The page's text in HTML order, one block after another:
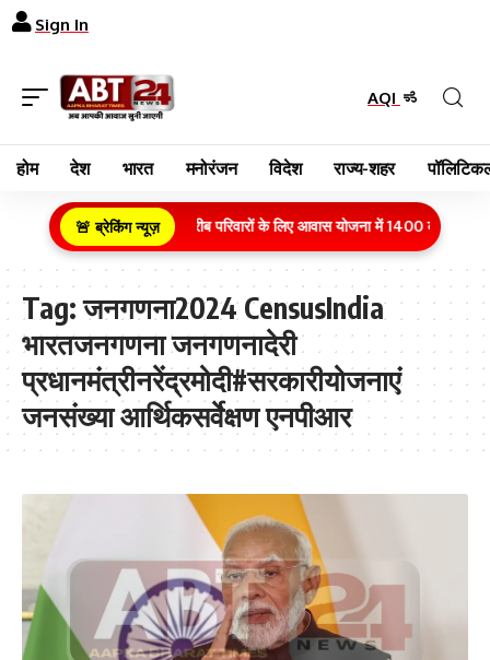
Sign In
AQI
होम देश भारत मनोरंजन विदेश राज्य-शहर
🚨 ब्रेकिंग न्यूज़
ग्रामीण क्षेत्र के गरीब परिवारों के लिए आवास योजना में 1400 करोड़ रुपये
Tag:जनगणना2024 CensusIndia
भारतजनगणना जनगणनादेरी
प्रधानमंत्रीनरेंद्रमोदी#सरकारीयोजनाएं
जनसंख्या आर्थिकसर्वेक्षण एनपीआर